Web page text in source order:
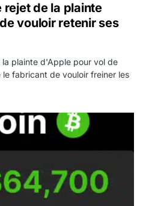
rejet de la plainte
vouloir retenir ses
plainte d'Apple pour vol de
fabricant de vouloir freiner les
de 64 000 dollars avant